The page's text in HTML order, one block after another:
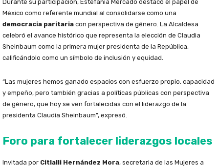
Durante su participación, Estefanía Mercado destacó el papel de
México como referente mundial al consolidarse como una
democracia paritaria con perspectiva de género. La Alcaldesa
celebró el avance histórico que representa la elección de Claudia
Sheinbaum como la primera mujer presidenta de la República,
calificándolo como un símbolo de inclusión y equidad.
“Las mujeres hemos ganado espacios con esfuerzo propio, capacidad
y empeño, pero también gracias a políticas públicas con perspectiva
de género, que hoy se ven fortalecidas con el liderazgo de la
presidenta Claudia Sheinbaum”, expresó.
Foro para fortalecer liderazgos locales
Invitada por Citlalli Hernández Mora, secretaria de las Mujeres a